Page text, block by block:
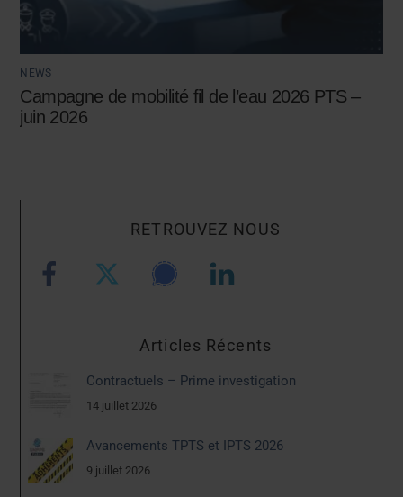
NEWS
Campagne de mobilité fil de l’eau 2026 PTS –
juin 2026
RETROUVEZ NOUS
Articles Récents
Contractuels – Prime investigation
14 juillet 2026
Avancements TPTS et IPTS 2026
9 juillet 2026